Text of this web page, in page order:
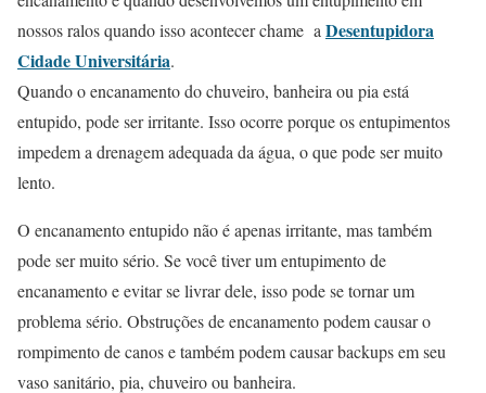
nossos ralos quando isso acontecer chame a Desentupidora
Cidade Universitária.
Quando o encanamento do chuveiro, banheira ou pia está
entupido, pode ser irritante. Isso ocorre porque os entupimentos
impedem a drenagem adequada da água, o que pode ser muito
lento.
O encanamento entupido não é apenas irritante, mas também
pode ser muito sério. Se você tiver um entupimento de
encanamento e evitar se livrar dele, isso pode se tornar um
problema sério. Obstruções de encanamento podem causar o
rompimento de canos e também podem causar backups em seu
vaso sanitário, pia, chuveiro ou banheira.